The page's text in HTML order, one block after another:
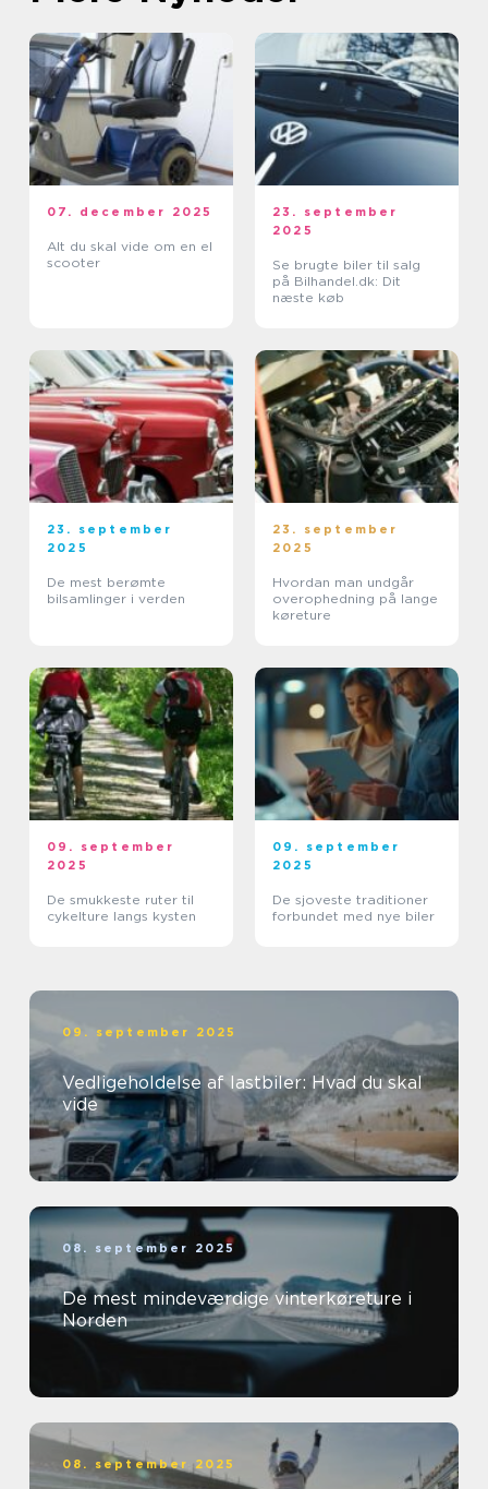
07. december 2025
Alt du skal vide om en el
scooter
23. september
2025
Se brugte biler til salg
på Bilhandel.dk: Dit
næste køb
23. september
2025
De mest berømte
bilsamlinger i verden
23. september
2025
Hvordan man undgår
overophedning på lange
køreture
09. september
2025
De smukkeste ruter til
cykelture langs kysten
09. september
2025
De sjoveste traditioner
forbundet med nye biler
09. september 2025
Vedligeholdelse af lastbiler: Hvad du skal
vide
08. september 2025
De mest mindeværdige vinterkøreture i
Norden
08. september 2025